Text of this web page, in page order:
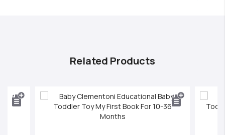
Related Products